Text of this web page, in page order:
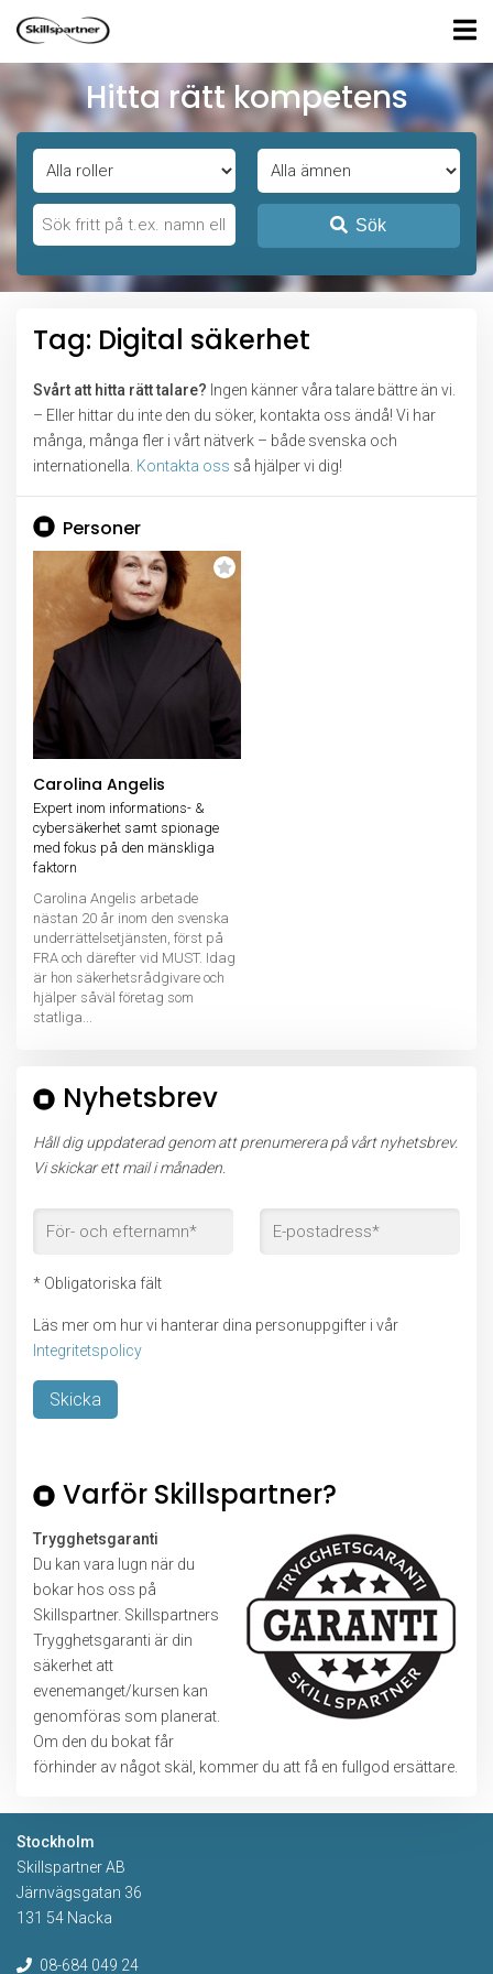
Hitta rätt kompetens
Sök
Tag: Digital säkerhet
Svårt att hitta rätt talare? Ingen känner våra talare bättre än vi.
– Eller hittar du inte den du söker, kontakta oss ändå! Vi har
många, många fler i vårt nätverk – både svenska och
internationella. Kontakta oss så hjälper vi dig!
Personer
Carolina Angelis
Expert inom informations- &
cybersäkerhet samt spionage
med fokus på den mänskliga
faktorn
Carolina Angelis arbetade
nästan 20 år inom den svenska
underrättelsetjänsten, först på
FRA och därefter vid MUST. Idag
är hon säkerhetsrådgivare och
hjälper såväl företag som
statliga...
Nyhetsbrev
Håll dig uppdaterad genom att prenumerera på vårt nyhetsbrev.
Vi skickar ett mail i månaden.
* Obligatoriska fält
Läs mer om hur vi hanterar dina personuppgifter i vår
Integritetspolicy
Varför Skillspartner?
Trygghetsgaranti
Du kan vara lugn när du
bokar hos oss på
Skillspartner. Skillspartners
Trygghetsgaranti är din
säkerhet att
evenemanget/kursen kan
genomföras som planerat.
Om den du bokat får
förhinder av något skäl, kommer du att få en fullgod ersättare.
Stockholm
Skillspartner AB
Järnvägsgatan 36
131 54 Nacka
08-684 049 24